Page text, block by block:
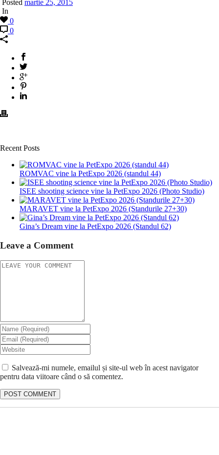
Posted martie 25, 2015
In
0
0
Recent Posts
ROMVAC vine la PetExpo 2026 (standul 44)
ISEE shooting science vine la PetExpo 2026 (Photo Studio)
MARAVET vine la PetExpo 2026 (Standurile 27+30)
Gina’s Dream vine la PetExpo 2026 (Standul 62)
Leave a Comment
Salvează-mi numele, emailul și site-ul web în acest navigator
pentru data viitoare când o să comentez.